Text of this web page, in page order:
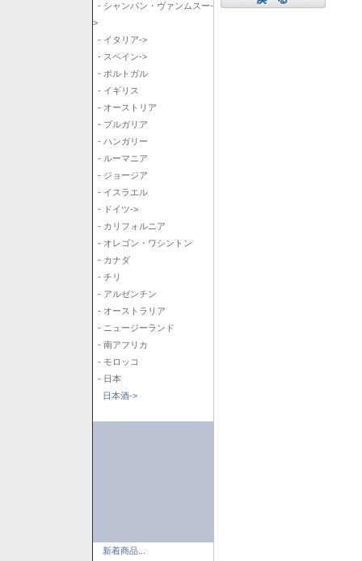
- シャンパン・ヴァンムスー-
>
- イタリア->
- スペイン->
- ポルトガル
- イギリス
- オーストリア
- ブルガリア
- ハンガリー
- ルーマニア
- ジョージア
- イスラエル
- ドイツ->
- カリフォルニア
- オレゴン・ワシントン
- カナダ
- チリ
- アルゼンチン
- オーストラリア
- ニュージーランド
- 南アフリカ
- モロッコ
- 日本
日本酒->
新着商品...